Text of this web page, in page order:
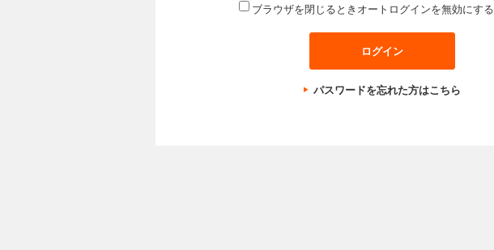
ブラウザを閉じるときオートログインを無効にする
パスワードを忘れた方はこちら